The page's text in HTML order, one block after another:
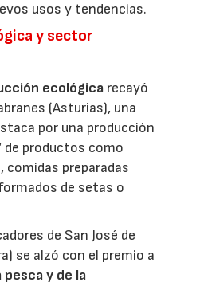
usos y tendencias.
y sector
ecológica recayó
(Asturias), una
por una producción
de productos como
comidas preparadas
de setas o
de San José de
se alzó con el premio a
y de la